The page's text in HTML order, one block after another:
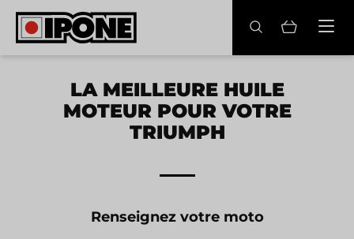
Ipone
HUILES MOTEUR
ENTRETIEN
LA MEILLEURE HUILE
MOTEUR POUR VOTRE
TRIUMPH
Renseignez votre moto